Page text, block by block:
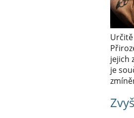
jejich
je